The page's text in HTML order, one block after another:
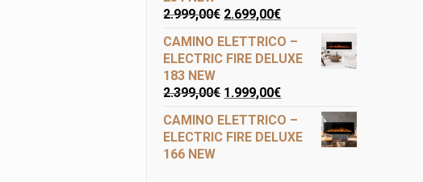
2.999,00€ 2.699,00€
CAMINO ELETTRICO –
ELECTRIC FIRE DELUXE
183 NEW
2.399,00€ 1.999,00€
CAMINO ELETTRICO –
ELECTRIC FIRE DELUXE
166 NEW